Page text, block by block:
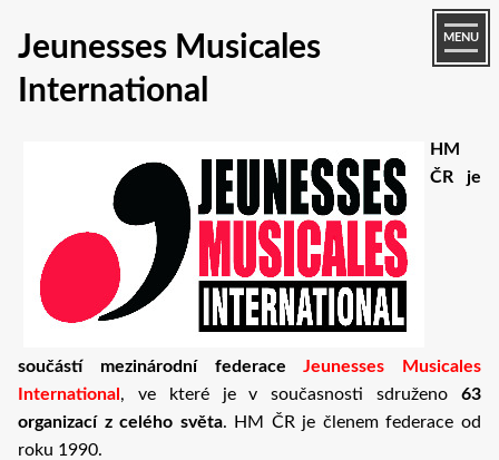
MENU
Jeunesses Musicales
International
HM
ČR je
součástí mezinárodní federace
Jeunesses Musicales
International , ve které je v současnosti sdruženo 63
organizací z celého světa. HM ČR je členem federace od
roku 1990.